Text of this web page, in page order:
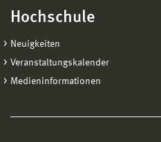
Hochschule
Neuigkeiten
Veranstaltungskalender
Medieninformationen